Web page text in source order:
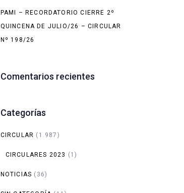
PAMI – RECORDATORIO CIERRE 2º
QUINCENA DE JULIO/26 – CIRCULAR
Nº 198/26
Comentarios recientes
Categorías
CIRCULAR (1.987)
CIRCULARES 2023 (1)
NOTICIAS (36)